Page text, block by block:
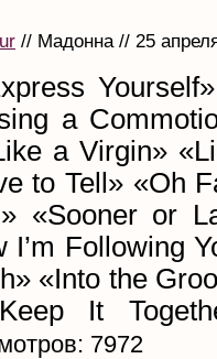
// Мадонна // 25
a
a Virgin»
to Tell» «Oh
«Sooner or
I’m Following
«Into the
It
7972